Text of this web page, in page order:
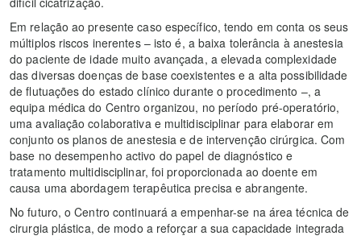
Em relação ao presente caso específico, tendo em conta os seus
múltiplos riscos inerentes – isto é, a baixa tolerância à anestesia
do paciente de idade muito avançada, a elevada complexidade
das diversas doenças de base coexistentes e a alta possibilidade
de flutuações do estado clínico durante o procedimento –, a
equipa médica do Centro organizou, no período pré-operatório,
uma avaliação colaborativa e multidisciplinar para elaborar em
conjunto os planos de anestesia e de intervenção cirúrgica. Com
base no desempenho activo do papel de diagnóstico e
tratamento multidisciplinar, foi proporcionada ao doente em
causa uma abordagem terapêutica precisa e abrangente.
No futuro, o Centro continuará a empenhar-se na área técnica de
cirurgia plástica, de modo a reforçar a sua capacidade integrada